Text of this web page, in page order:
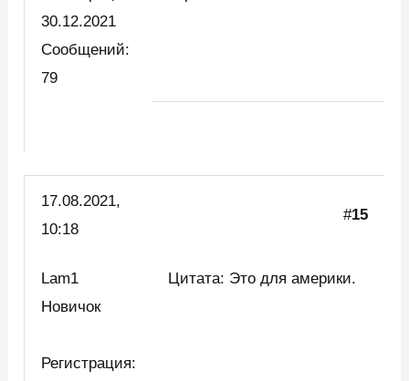
30.12.2021
Сообщений:
79
17.08.2021,
10:18
#15
Lam1
Новичок
Регистрация:
Цитата: Это для америки.